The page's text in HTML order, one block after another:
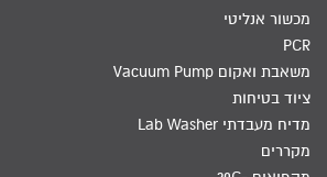
מכשור אנליטי
PCR
משאבת ואקום Vacuum Pump
ציוד בטיחות
מדיח מעבדתי Lab Washer
מקררים